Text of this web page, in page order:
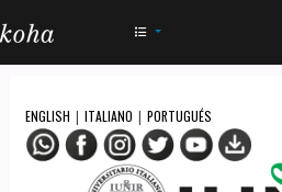
ENGLISH | ITALIANO | PORTUGUÉS